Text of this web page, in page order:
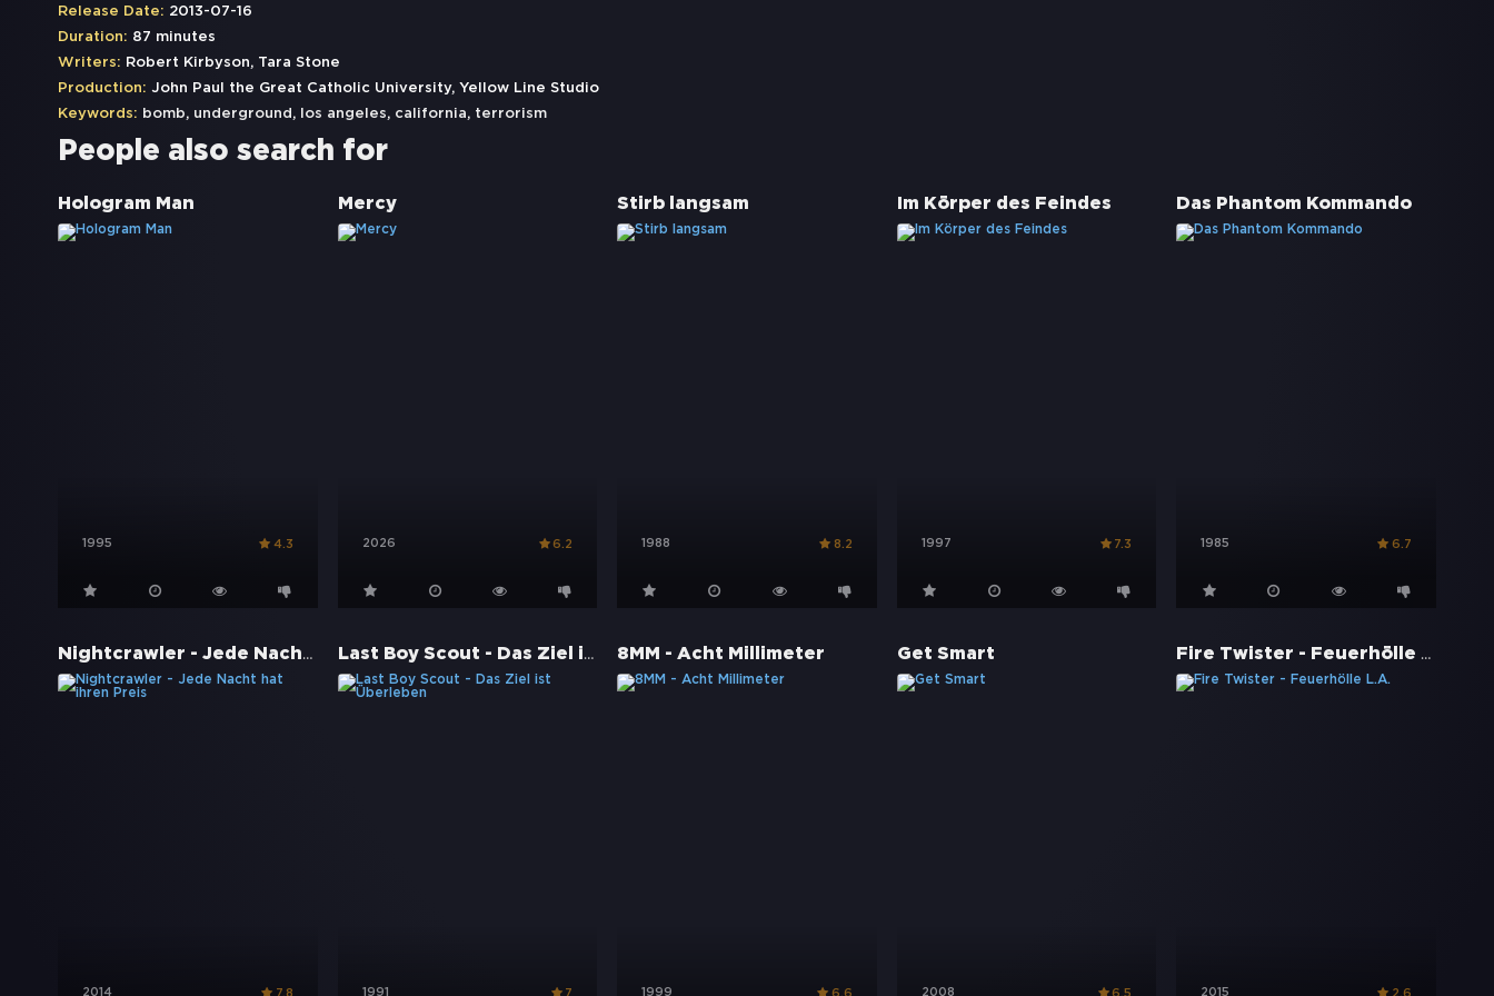
Release Date: 2013-07-16
Duration: 87 minutes
Writers: Robert Kirbyson, Tara Stone
Production: John Paul the Great Catholic University, Yellow Line Studio
Keywords: bomb, underground , los angeles, california, terrorism
People also search for
Hologram Man
1995 4.3
Mercy
2026 6.2
Stirb langsam
1988 8.2
Im Körper des Feindes
1997 7.3
Das Phantom Kommando
1985 6.7
Nightcrawler - Jede Nacht hat ihren Preis
2014
Last Boy Scout - Das Ziel ist Überleben
1991
8MM - Acht Millimeter
1999
Get Smart
2008
Fire Twister - Feuerhölle L.A.
2015